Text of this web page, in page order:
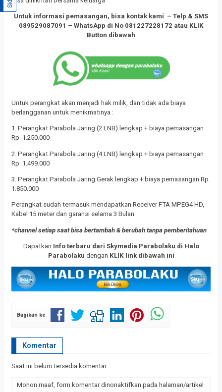
Untuk informasi pemasangan, bisa kontak kami – Telp & SMS
089529087091 – WhatsApp di No 081227228172 atau KLIK
Button dibawah
Untuk perangkat akan menjadi hak milik, dan tidak ada biaya
berlangganan untuk menikmatinya :
1. Perangkat Parabola Jaring (2 LNB) lengkap + biaya pemasangan
Rp. 1.250.000
2. Perangkat Parabola Jaring (4 LNB) lengkap + biaya pemasangan
Rp. 1.499.000
3. Perangkat Parabola Jaring Gerak lengkap + biaya pemasangan Rp.
1.850.000
Perangkat sudah termasuk mendapatkan Receiver FTA MPEG4 HD,
Kabel 15 meter dan garansi selama 3 Bulan
*channel setiap saat bisa bertambah & berubah tanpa pemberitahuan
Dapatkan Info terbaru dari Skymedia Parabolaku di Halo
Parabolaku dengan KLIK link dibawah ini
Bagikan ke
Komentar
Saat ini belum tersedia komentar.
Mohon maaf, form komentar dinonaktifkan pada halaman/artikel